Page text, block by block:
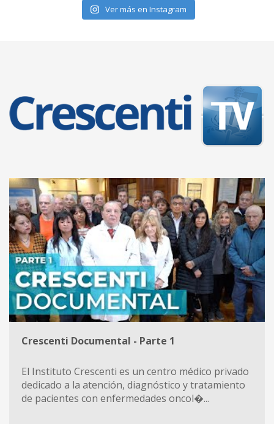
Ver más en Instagram
Crescenti Documental - Parte 1
El Instituto Crescenti es un centro médico privado
dedicado a la atención, diagnóstico y tratamiento
de pacientes con enfermedades oncol�...